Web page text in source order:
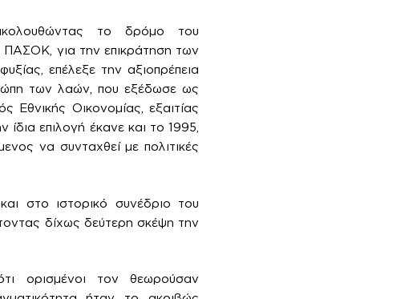
το δρόμο του
ΠΑΣΟΚ, για την επικράτηση των
επέλεξε την αξιοπρέπεια
των λαών, που εξέδωσε ως
Οικονομίας, εξαιτίας
επιλογή έκανε και το 1995,
να συνταχθεί με πολιτικές
στο ιστορικό συνέδριο του
δίχως δεύτερη σκέψη την
ορισμένοι τον θεωρούσαν